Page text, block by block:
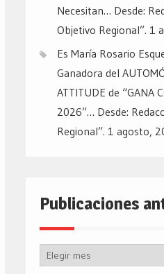
Necesitan… Desde:
Objetivo Regional”. 1
Es María Rosario
Ganadora del
ATTITUDE de “GANA
2026”… Desde:
Regional”. 1 agosto,
Publicaciones
Publicaciones